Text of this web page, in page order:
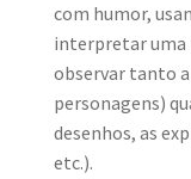
com humor,
interpretar uma
observar tanto
personagens)
desenhos, as
etc.).